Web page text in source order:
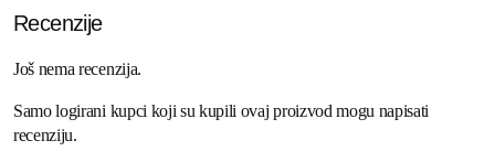
Recenzije
Još nema recenzija.
Samo logirani kupci koji su kupili ovaj proizvod mogu napisati
recenziju.